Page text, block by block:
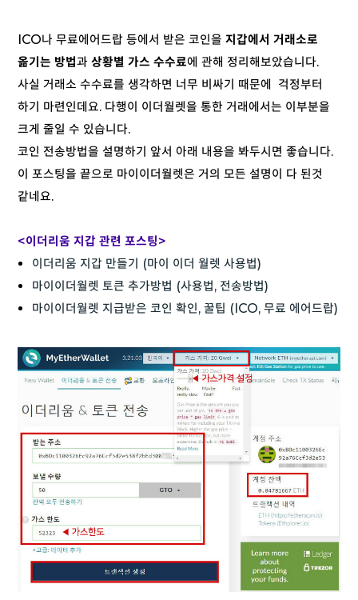
ICO나 무료에어드랍 등에서 받은 코인을 지갑에서 거래소로
옮기는 방법과 상황별 가스 수수료에 관해 정리해보았습니다.
사실 거래소 수수료를 생각하면 너무 비싸기 때문에 걱정부터
하기 마련인데요. 다행이 이더월렛을 통한 거래에서는 이부분을
크게 줄일 수 있습니다.
코인 전송방법을 설명하기 앞서 아래 내용을 봐두시면 좋습니다.
이 포스팅을 끝으로 마이이더월렛은 거의 모든 설명이 다 된것
같네요.
<이더리움 지갑 관련 포스팅>
이더리움 지갑 만들기 (마이 이더 월렛 사용법)
마이이더월렛 토큰 추가방법 (사용법, 전송방법)
마이이더월렛 지급받은 코인 확인, 꿀팁 (ICO, 무료 에어드랍)